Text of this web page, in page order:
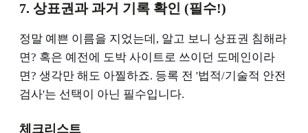
7. 상표권과 과거 기록 확인 (필수!)
정말 예쁜 이름을 지었는데, 알고 보니 상표권 침해라
면? 혹은 예전에 도박 사이트로 쓰이던 도메인이라
면? 생각만 해도 아찔하죠. 등록 전 '법적/기술적 안전
검사'는 선택이 아닌 필수입니다.
체크리스트